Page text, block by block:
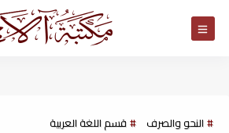
النحو والصرف قسم اللغة العربية